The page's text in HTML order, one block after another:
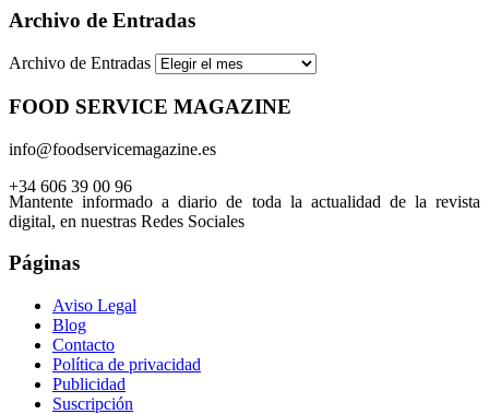
Archivo de Entradas
Archivo de Entradas
FOOD SERVICE MAGAZINE
info@foodservicemagazine.es
+34 606 39 00 96
Mantente informado a diario de toda la actualidad de la revista
digital, en nuestras Redes Sociales
Páginas
Aviso Legal
Blog
Contacto
Política de privacidad
Publicidad
Suscripción